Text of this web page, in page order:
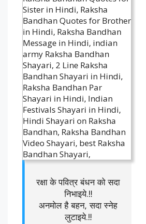
रक्षा के पवित्र बंधन को सदा
निभाइये.!!
अनमोल है बहन, सदा स्नेह
लुटाइये.!!